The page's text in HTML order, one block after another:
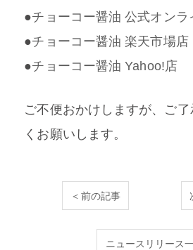
●チョーコー醤油 公式オンラ
●チョーコー醤油 楽天市場店
●チョーコー醤油 Yahoo!店
ご不便おかけしますが、ご
くお願いします。
＜前の記事
ニュースリリース